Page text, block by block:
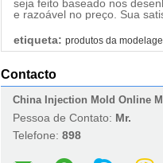
seja feito baseado nos
e razoável no preço. Sua
etiqueta: produtos da
Contacto
China Injection Mold Online
Pessoa de Contato: Mr.
Telefone: 898